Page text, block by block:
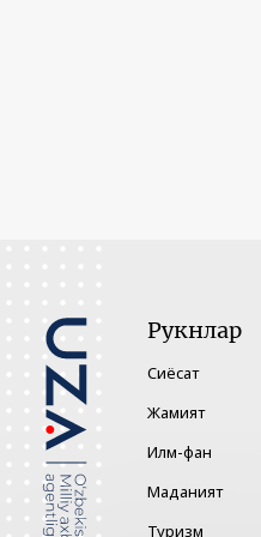
Рукнлар
Сиёсат
Жамият
Илм-фан
Маданият
Туризм